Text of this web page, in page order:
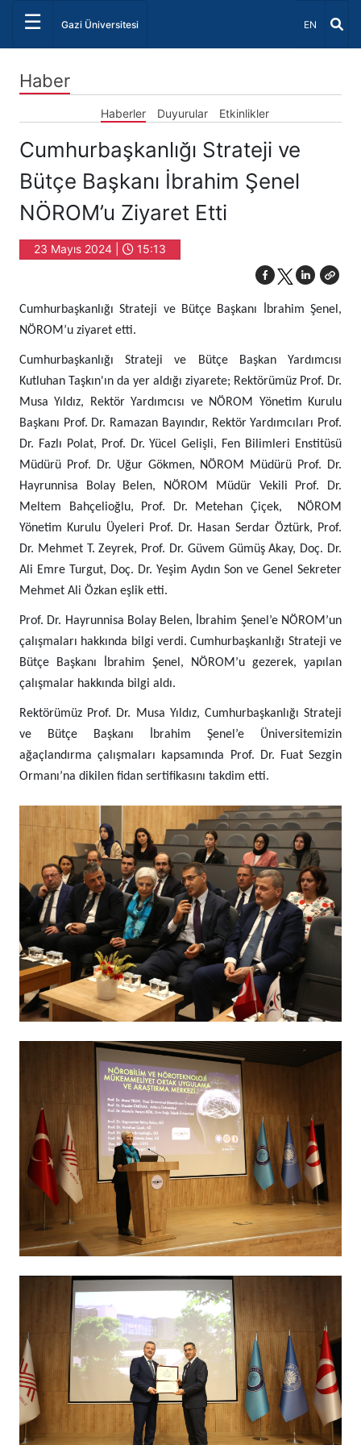
☰ Gazi Üniversitesi Dil Seçiniz
EN
Haber
Haberler Duyurular Etkinlikler
Cumhurbaşkanlığı Strateji ve
Bütçe Başkanı İbrahim Şenel
NÖROM’u Ziyaret Etti
23 Mayıs 2024 | 15:13
Cumhurbaşkanlığı Strateji ve Bütçe Başkanı İbrahim Şenel,
NÖROM’u ziyaret etti.
Cumhurbaşkanlığı Strateji ve Bütçe Başkan Yardımcısı
Kutluhan Taşkın'ın da yer aldığı ziyarete; Rektörümüz Prof. Dr.
Musa Yıldız, Rektör Yardımcısı ve NÖROM Yönetim Kurulu
Başkanı Prof. Dr. Ramazan Bayındır, Rektör Yardımcıları Prof.
Dr. Fazlı Polat, Prof. Dr. Yücel Gelişli, Fen Bilimleri Enstitüsü
Müdürü Prof. Dr. Uğur Gökmen, NÖROM Müdürü Prof. Dr.
Hayrunnisa Bolay Belen, NÖROM Müdür Vekili Prof. Dr.
Meltem Bahçelioğlu, Prof. Dr. Metehan Çiçek, NÖROM
Yönetim Kurulu Üyeleri Prof. Dr. Hasan Serdar Öztürk, Prof.
Dr. Mehmet T. Zeyrek, Prof. Dr. Güvem Gümüş Akay, Doç. Dr.
Ali Emre Turgut, Doç. Dr. Yeşim Aydın Son ve Genel Sekreter
Mehmet Ali Özkan eşlik etti.
Prof. Dr. Hayrunnisa Bolay Belen, İbrahim Şenel’e NÖROM’un
çalışmaları hakkında bilgi verdi. Cumhurbaşkanlığı Strateji ve
Bütçe Başkanı İbrahim Şenel, NÖROM’u gezerek, yapılan
çalışmalar hakkında bilgi aldı.
Rektörümüz Prof. Dr. Musa Yıldız, Cumhurbaşkanlığı Strateji
ve Bütçe Başkanı İbrahim Şenel’e Üniversitemizin
ağaçlandırma çalışmaları kapsamında Prof. Dr. Fuat Sezgin
Ormanı’na dikilen fidan sertifikasını takdim etti.